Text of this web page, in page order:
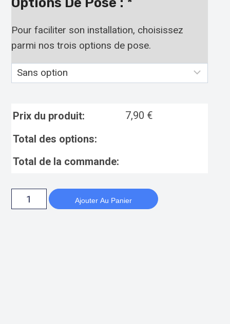
Pour faciliter son installation, choisissez
parmi nos trois options de pose.
Prix du produit: 7,90 €
Total des options:
Total de la commande:
Ajouter Au Panier